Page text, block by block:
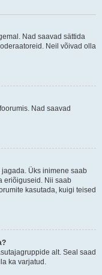
Nad saavad sättida
Neil võivad olla
Nad saavad
Üks inimene saab
eriõiguseid. Nii saab
kasutada, kuigi teised
alt. Seal saad
ka varjatud.